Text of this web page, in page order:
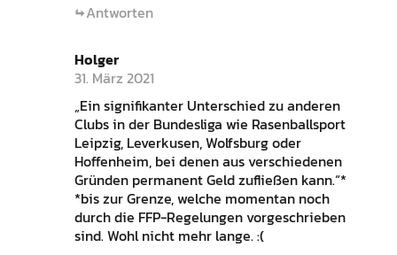
Antworten
Holger
31. März 2021
„Ein signifikanter Unterschied zu anderen
Clubs in der Bundesliga wie Rasenballsport
Leipzig, Leverkusen, Wolfsburg oder
Hoffenheim, bei denen aus verschiedenen
Gründen permanent Geld zufließen kann.“*
*bis zur Grenze, welche momentan noch
durch die FFP-Regelungen vorgeschrieben
sind. Wohl nicht mehr lange. :(